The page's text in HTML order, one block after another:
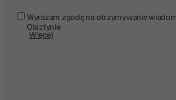
Wyrażam zgodę na otrzymywanie
Olsztynie
Więcej